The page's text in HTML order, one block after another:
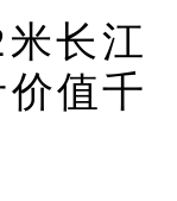
长江
值千